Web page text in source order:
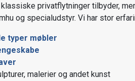
privatflytninger tilbyder,
og specialudstyr. Vi har stor
typer møbler
malerier og andet kunst